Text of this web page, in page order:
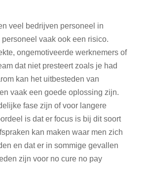
veel bedrijven personeel in
personeel vaak ook een risico.
ongemotiveerde werknemers of
dat niet presteert zoals je had
kan het uitbesteden van
vaak een goede oplossing zijn.
fase zijn of voor langere
is dat er focus is bij dit soort
kan maken waar men zich
en dat er in sommige gevallen
zijn voor no cure no pay